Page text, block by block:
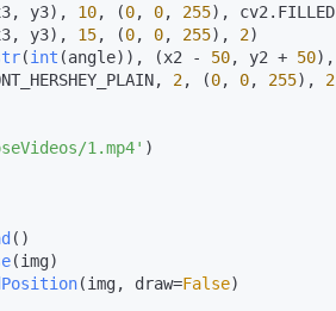
y3), 10, (0, 0, 255), cv2. FILLED
y3), 15, (0, 0, 255), 2)
(int (angle)), (x2 - 50, y2 + 50),
, 2, (0, 0, 255), 2
1.mp4' )
()
(img)
(img, draw=False)